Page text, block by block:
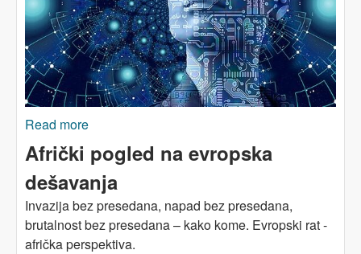
Read more
ideja – na prvu
Afrički pogled na evropska
dešavanja
Invazija bez presedana, napad bez presedana,
brutalnost bez presedana – kako kome. Evropski rat -
afrička perspektiva.